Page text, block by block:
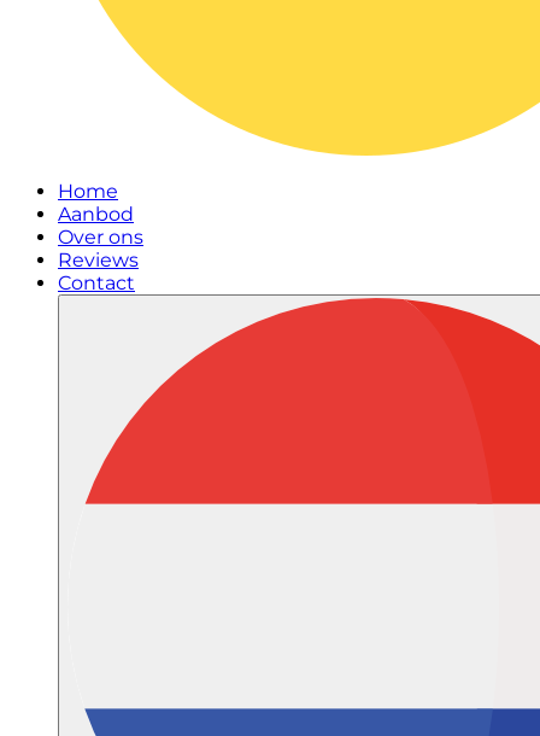
Home
Aanbod
Over ons
Reviews
Contact